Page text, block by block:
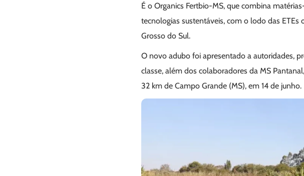
É o Organics Fertbio-MS, que combina
tecnologias sustentáveis, com o lodo das ETEs
Grosso do Sul.
O novo adubo foi apresentado a autoridades,
classe, além dos colaboradores da MS
32 km de Campo Grande (MS), em 14 de junho.